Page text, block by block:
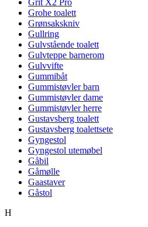
Grit X2 Pro
Grohe toalett
Grønsakskniv
Gullring
Gulvstående toalett
Gulvteppe barnerom
Gulvvifte
Gummibåt
Gummistøvler barn
Gummistøvler dame
Gummistøvler herre
Gustavsberg toalett
Gustavsberg toalettsete
Gyngestol
Gyngestol utemøbel
Gåbil
Gåmølle
Gaastaver
Gåstol
H